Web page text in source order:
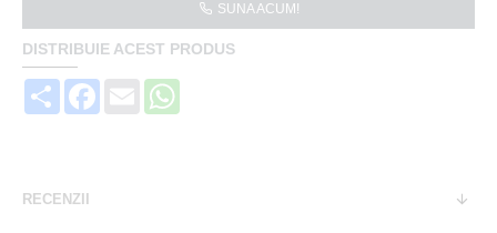
SUNA ACUM!
DISTRIBUIE ACEST PRODUS
Share Facebook
Email
RECENZII